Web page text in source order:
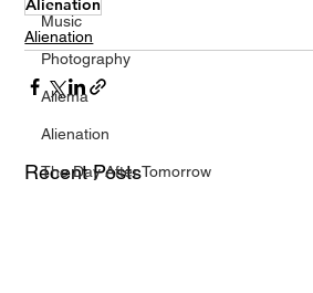
Music
Photography
Aliema
Alienation
The Day After Tomorrow
Alienation
Alienation
Recent Posts